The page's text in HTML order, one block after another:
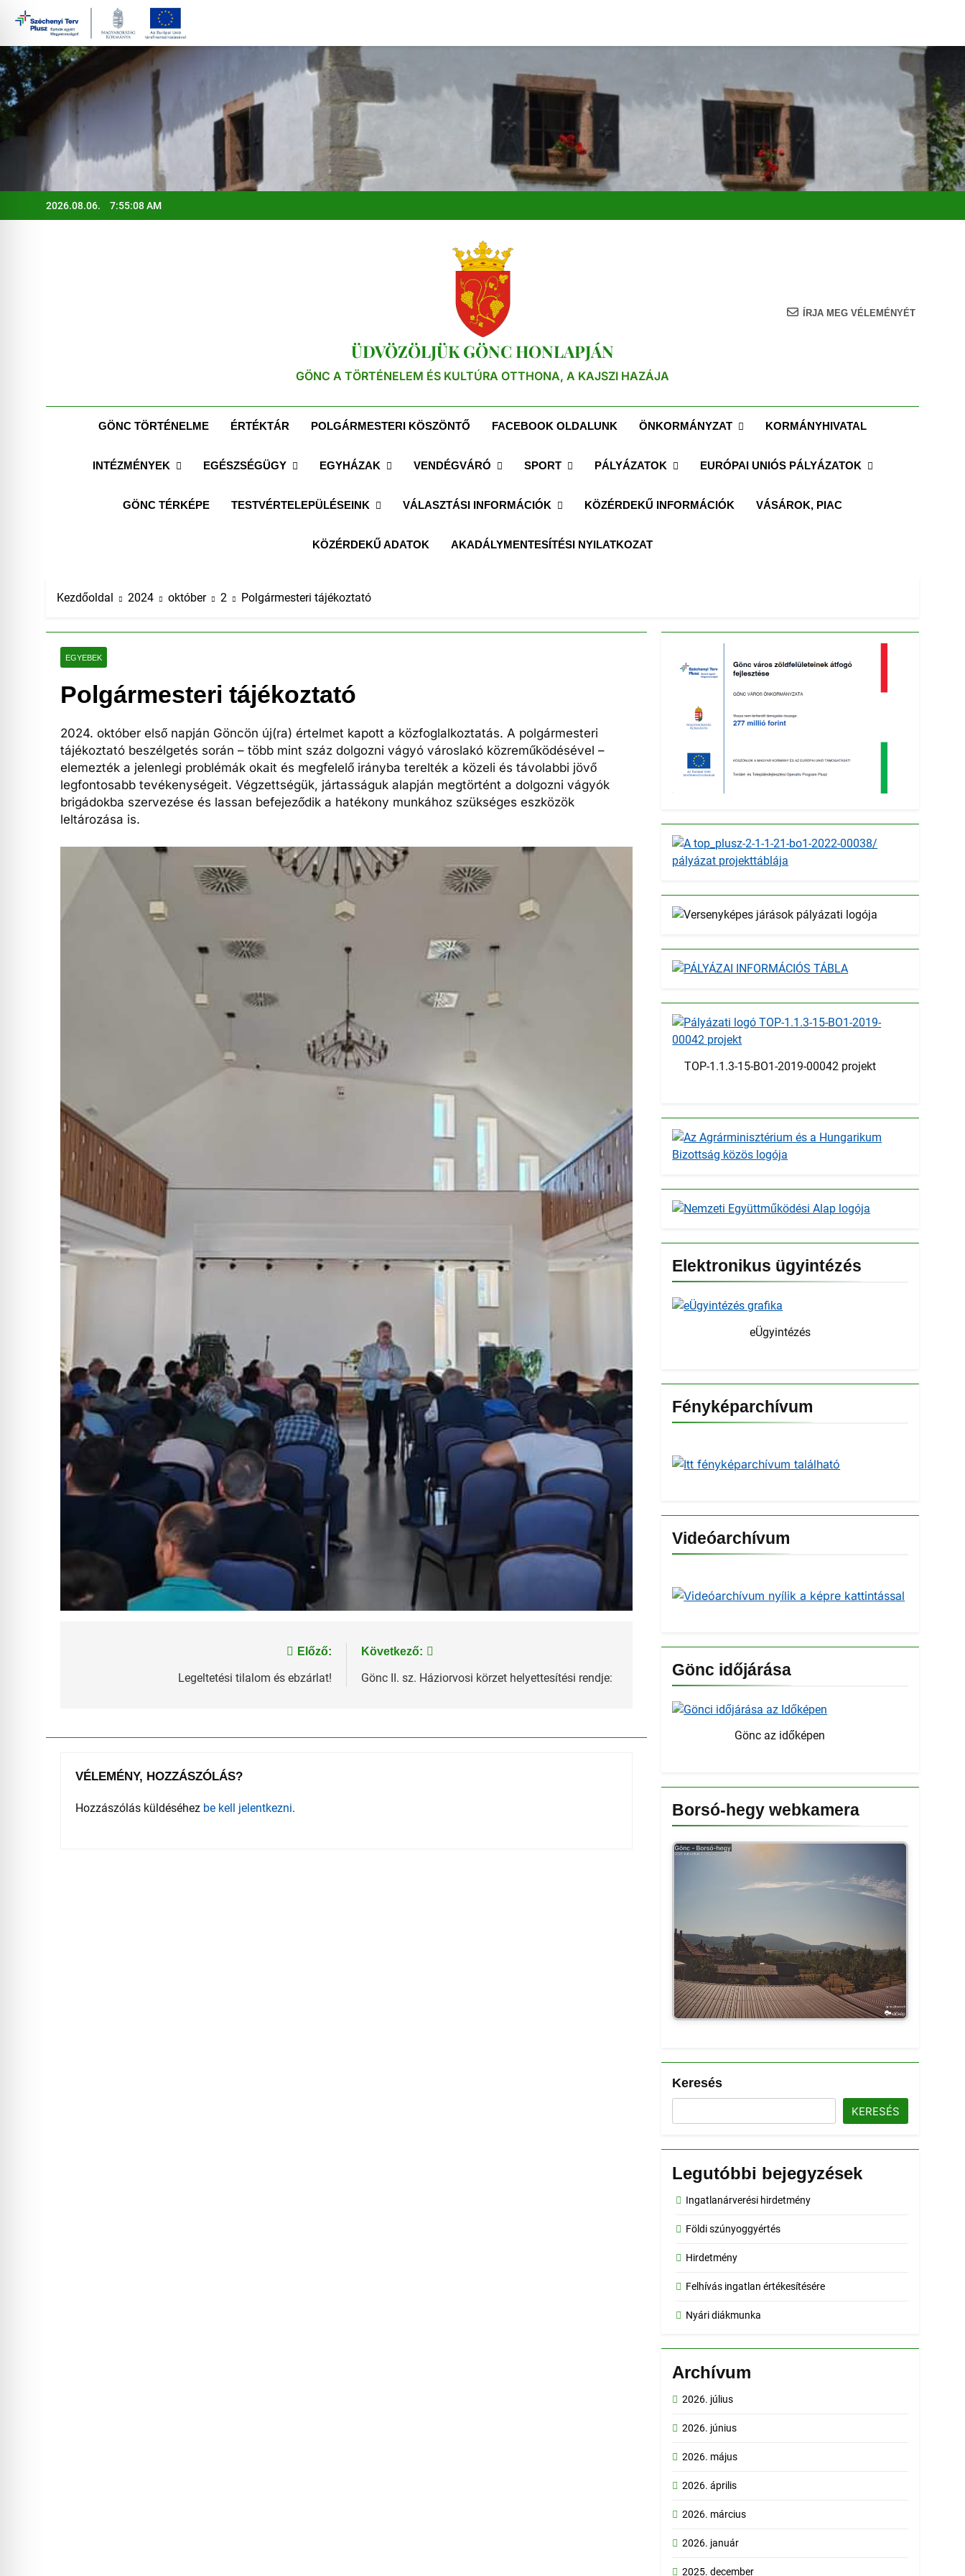
Ugrás
2026.08.06. 7:55:08 AM
ÜDVÖZÖLJÜK GÖNC HONLAPJÁN
GÖNC A TÖRTÉNELEM ÉS KULTÚRA OTTHONA, A KAJSZI HAZÁJA
ÍRJA MEG VÉLEMÉNYÉT
GÖNC TÖRTÉNELME ÉRTÉKTÁR POLGÁRMESTERI KÖSZÖNTŐ FACEBOOK OLDALUNK ÖNKORMÁNYZAT KORMÁNYHIVATAL
INTÉZMÉNYEK EGÉSZSÉGÜGY EGYHÁZAK VENDÉGVÁRÓ SPORT PÁLYÁZATOK EURÓPAI UNIÓS PÁLYÁZATOK
GÖNC TÉRKÉPE TESTVÉRTELEPÜLÉSEINK VÁLASZTÁSI INFORMÁCIÓK KÖZÉRDEKŰ INFORMÁCIÓK VÁSÁROK, PIAC
KÖZÉRDEKŰ ADATOK AKADÁLYMENTESÍTÉSI NYILATKOZAT
Kezdőoldal 2024 október 2 Polgármesteri tájékoztató
EGYEBEK
Polgármesteri tájékoztató
2024. október első napján Göncön új(ra) értelmet kapott a közfoglalkoztatás. A polgármesteri
tájékoztató beszélgetés során – több mint száz dolgozni vágyó városlakó közreműködésével –
elemezték a jelenlegi problémák okait és megfelelő irányba terelték a közeli és távolabbi jövő
legfontosabb tevékenységeit. Végzettségük, jártasságuk alapján megtörtént a dolgozni vágyók
brigádokba szervezése és lassan befejeződik a hatékony munkához szükséges eszközök
leltározása is.
Előző:
Legeltetési tilalom és ebzárlat!
Következő:
Gönc II. sz. Háziorvosi körzet helyettesítési rendje:
VÉLEMÉNY, HOZZÁSZÓLÁS?
Hozzászólás küldéséhez be kell jelentkezni.
TOP-1.1.3-15-BO1-2019-00042 projekt
Elektronikus ügyintézés
eÜgyintézés
Fényképarchívum
Videóarchívum
Gönc időjárása
Gönc az időképen
Borsó-hegy webkamera
Keresés
KERESÉS
Legutóbbi bejegyzések
Ingatlanárverési hirdetmény
Földi szúnyoggyértés
Hirdetmény
Felhívás ingatlan értékesítésére
Nyári diákmunka
Archívum
2026. július
2026. június
2026. május
2026. április
2026. március
2026. január
2025. december